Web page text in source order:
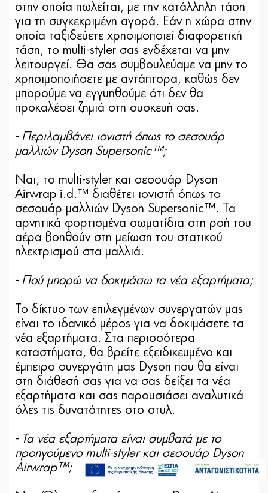
στην οποία πωλείται, με την κατάλληλη τάση
για τη συγκεκριμένη αγορά. Εάν η χώρα στην
οποία ταξιδεύετε χρησιμοποιεί διαφορετική
τάση, το multi-styler σας ενδέχεται να μην
λειτουργεί. Θα σας συμβουλεύαμε να μην το
χρησιμοποιήσετε με αντάπτορα, καθώς δεν
μπορούμε να εγγυηθούμε ότι δεν θα
προκαλέσει ζημιά στη συσκευή σας.
- Περιλαμβάνει ιονιστή όπως το σεσουάρ
μαλλιών Dyson Supersonic™;
Ναι, το multi-styler και σεσουάρ Dyson
Airwrap i.d.™ διαθέτει ιονιστή όπως το
σεσουάρ μαλλιών Dyson Supersonic™. Τα
αρνητικά φορτισμένα σωματίδια στη ροή του
αέρα βοηθούν στη μείωση του στατικού
ηλεκτρισμού στα μαλλιά.
- Πού μπορώ να δοκιμάσω τα νέα εξαρτήματα;
Το δίκτυο των επιλεγμένων συνεργατών μας
είναι το ιδανικό μέρος για να δοκιμάσετε τα
νέα εξαρτήματα. Στα περισσότερα
καταστήματα, θα βρείτε εξειδικευμένο και
έμπειρο συνεργάτη μας Dyson που θα είναι
στη διάθεσή σας για να σας δείξει τα νέα
εξαρτήματα και σας παρουσιάσει αναλυτικά
όλες τις δυνατότητες στο στυλ.
- Τα νέα εξαρτήματα είναι συμβατά με το
προηγούμενο multi-styler και σεσουάρ Dyson
Airwrap™;
Άμεσα Διαθέσιμο
499,00€ 549,00€
Προσθήκη στο καλάθι